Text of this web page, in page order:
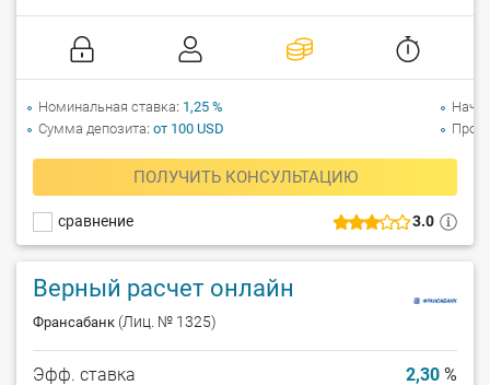
3.0
сравнение
ПОЛУЧИТЬ КОНСУЛЬТАЦИЮ
Номинальная ставка 1,25 %
Сумма депозита от 100 USD
Верный расчет онлайн
Франсабанк (Лиц. № 1325)
Эфф. ставка 2,30 %